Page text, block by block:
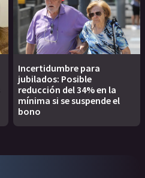
Incertidumbre para
jubilados: Posible
reducción del 34% en la
mínima si se suspende el
bono